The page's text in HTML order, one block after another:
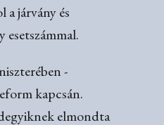
járvány és
-
kapcsán.
elmondta